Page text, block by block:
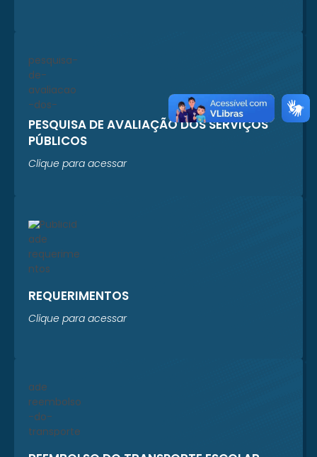
PESQUISA DE AVALIAÇÃO DOS SERVIÇOS
PÚBLICOS
Clique para acessar
REQUERIMENTOS
Clique para acessar